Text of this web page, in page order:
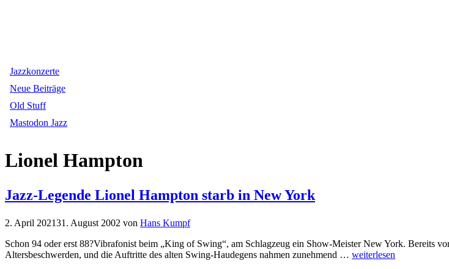
Jazzkonzerte
Neue Beiträge
Old Stuff
Mastodon Jazz
Lionel Hampton
Jazz-Legende Lionel Hampton starb in New York
2. April 202131. August 2002 von Hans Kumpf
Schon 94 oder erst 88?Vibrafonist beim „King of Swing“, am Schlagzeug ein Show-Meister New York. Bereits
Altersbeschwerden, und die Auftritte des alten Swing-Haudegens nahmen zunehmend … weiterlesen